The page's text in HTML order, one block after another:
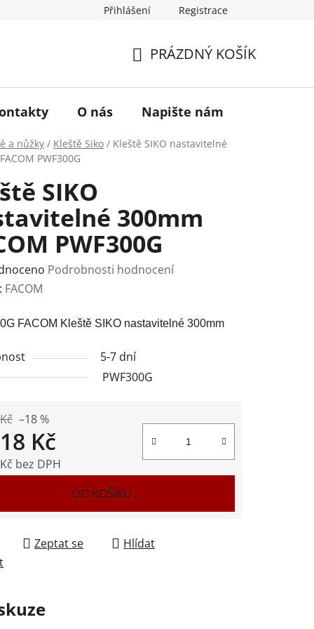
Historie značky TONA
Přihlášení Registrace
KOŠÍK
PRÁZDNÝ KOŠÍK
O nás Napište nám
a nůžky / Kleště Siko / Kleště SIKO nastavitelné
PWF300G
SIKO
300mm
PWF300G
Podrobnosti hodnocení
FACOM
FACOM Kleště SIKO nastavitelné 300mm
5-7 dní
PWF300G
–18 %
Kč
bez DPH
DO KOŠÍKU
Zeptat se
Hlídat